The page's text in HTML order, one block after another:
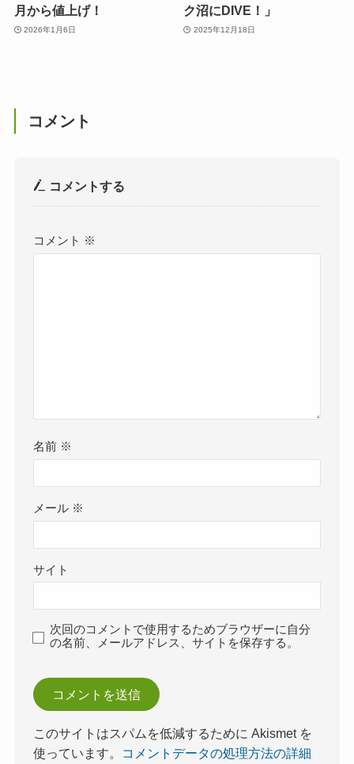
月から値上げ！
2026年1月6日
ク沼にDIVE！」
2025年12月18日
コメント
コメントする
コメント ※
名前 ※
メール ※
サイト
次回のコメントで使用するためブラウザーに自分
の名前、メールアドレス、サイトを保存する。
このサイトはスパムを低減するために Akismet を
使っています。
コメントデータの処理方法の詳細